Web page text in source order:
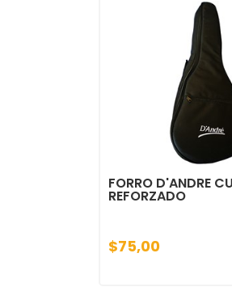
FORRO D'ANDRE
REFORZADO
$75,00